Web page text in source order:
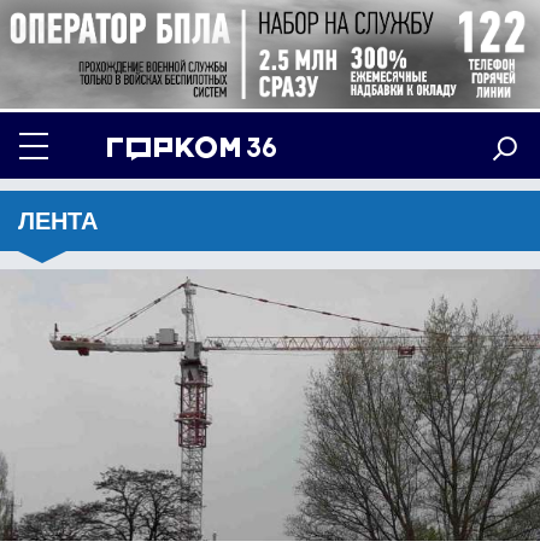
ЛЕНТА